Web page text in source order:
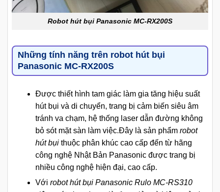
Robot hút bụi Panasonic MC-RX200S
Những tính năng trên robot hút bụi
Panasonic MC-RX200S
Được thiết hình tam giác làm gia tăng hiệu suất
hút bụi và di chuyển, trang bị cảm biến siêu âm
tránh va chạm, hệ thống laser dẫn đường không
bỏ sót mặt sàn làm việc.Đây là sản phẩmrobot
hút bụithuộc phân khúc cao cấp đến từ hãng
công nghệ Nhật Bản Panasonic được trang bị
nhiều công nghệ hiện đại, cao cấp.
Với robot hút bụi Panasonic Rulo MC-RS310